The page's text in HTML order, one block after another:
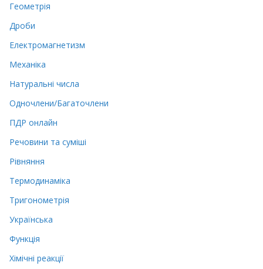
Геометрія
Дроби
Електромагнетизм
Механіка
Натуральні числа
Одночлени/Багаточлени
ПДР онлайн
Речовини та суміші
Рівняння
Термодинаміка
Тригонометрія
Українська
Функція
Хімічні реакції